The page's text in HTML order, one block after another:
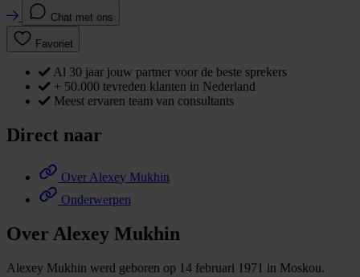
Chat met ons
Favoriet
Al 30 jaar jouw partner voor de beste sprekers
+ 50.000 tevreden klanten in Nederland
Meest ervaren team van consultants
Direct naar
Over Alexey Mukhin
Onderwerpen
Over Alexey Mukhin
Alexey Mukhin werd geboren op 14 februari 1971 in Moskou.